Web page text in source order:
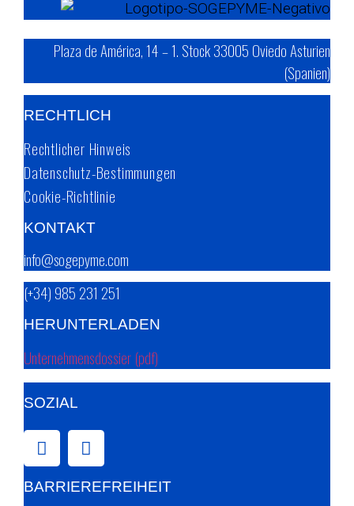
Plaza de América, 14 – 1. Stock 33005 Oviedo Asturien
(Spanien)
RECHTLICH
Rechtlicher Hinweis
Datenschutz-Bestimmungen
Cookie-Richtlinie
KONTAKT
info@sogepyme.com
(+34) 985 231 251
HERUNTERLADEN
Unternehmensdossier (pdf)
SOZIAL
BARRIEREFREIHEIT